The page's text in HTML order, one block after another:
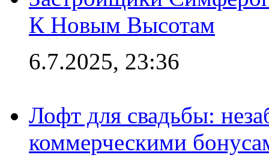
К Новым Высотам
6.7.2025, 23:36
Лофт для свадьбы:
коммерческими